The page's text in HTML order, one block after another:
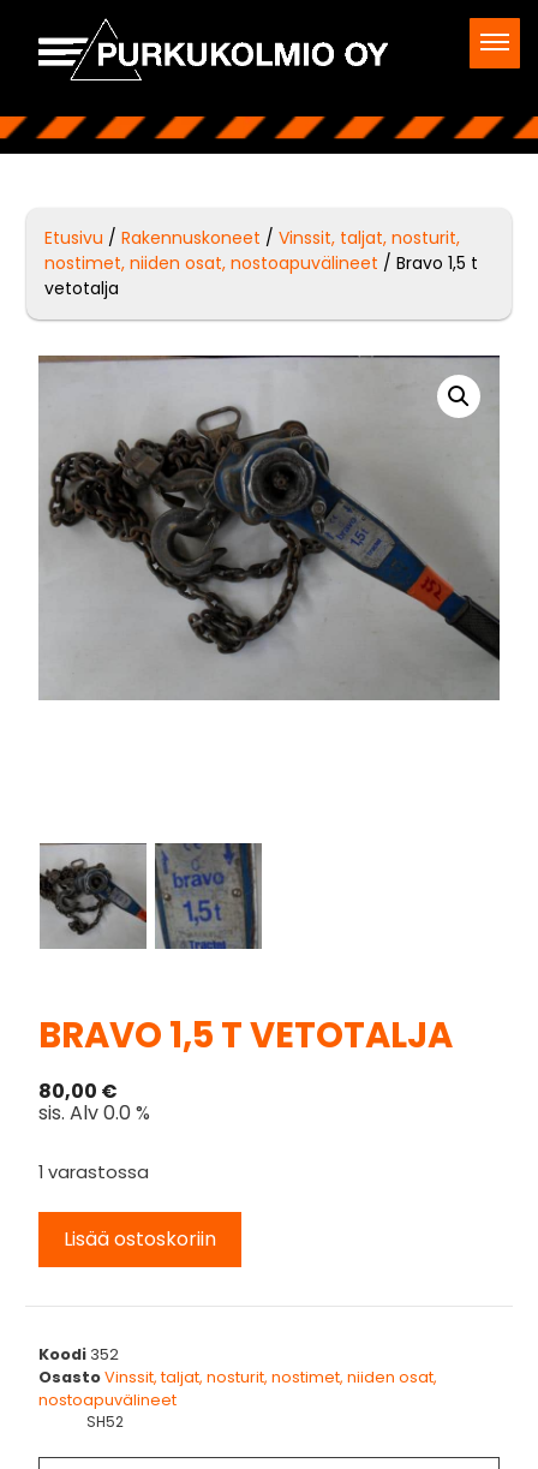
Etusivu /Rakennuskoneet /Vinssit, taljat, nosturit,
nostimet, niiden osat, nostoapuvälineet / Bravo 1,5 t
vetotalja
BRAVO 1,5 T VETOTALJA
80,00 €
sis. Alv 0.0 %
1 varastossa
Lisää ostoskoriin
Koodi 352
OsastoVinssit, taljat, nosturit, nostimet, niiden osat,
nostoapuvälineet
SH52